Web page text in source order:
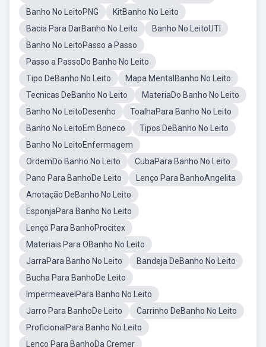
Banho No LeitoPNG
KitBanho No Leito
Bacia Para DarBanho No Leito
Banho No LeitoUTI
Banho No LeitoPasso a Passo
Passo a PassoDo Banho No Leito
Tipo DeBanho No Leito
Mapa MentalBanho No Leito
Tecnicas DeBanho No Leito
MateriaDo Banho No Leito
Banho No LeitoDesenho
ToalhaPara Banho No Leito
Banho No LeitoEm Boneco
Tipos DeBanho No Leito
Banho No LeitoEnfermagem
OrdemDo Banho No Leito
CubaPara Banho No Leito
Pano Para BanhoDe Leito
Lenço Para BanhoAngelita
Anotação DeBanho No Leito
EsponjaPara Banho No Leito
Lenço Para BanhoProcitex
Materiais Para OBanho No Leito
JarraPara Banho No Leito
Bandeja DeBanho No Leito
Bucha Para BanhoDe Leito
ImpermeavelPara Banho No Leito
Jarro Para BanhoDe Leito
Carrinho DeBanho No Leito
ProficionalPara Banho No Leito
Lenço Para BanhoDa Cremer